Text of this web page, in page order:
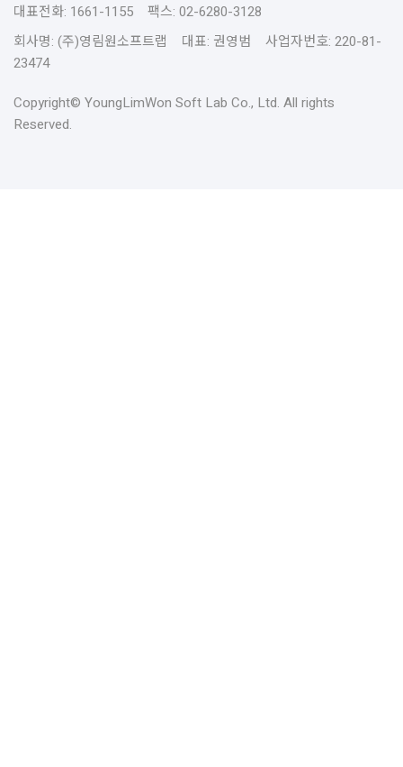
대표전화: 1661-1155 팩스: 02-6280-3128
회사명: (주)영림원소프트랩 대표: 권영범 사업자번호: 220-81-
23474
Copyright© YoungLimWon Soft Lab Co., Ltd. All rights
Reserved.